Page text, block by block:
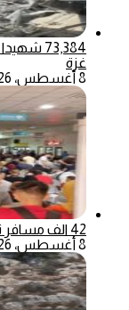
غزة
8 أغسطس، 2026
42 الف مسافر تنقلوا عبر معبر الكرامة الأسبوع الماضي
8 أغسطس، 2026